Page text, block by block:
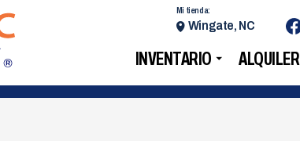
INVENTARIO ALQUILER
Mi tienda:
Wingate, NC